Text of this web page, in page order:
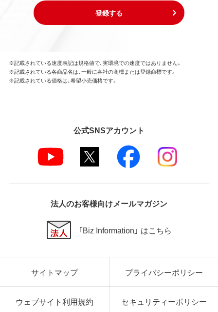
登録する
※記載されている速度表記は規格値で、実環境での速度ではありません。
※記載されている各商品名は、一般に各社の商標または登録商標です。
※記載されている価格は、希望小売価格です。
公式SNSアカウント
法人のお客様向けメールマガジン
「Biz Information」 はこちら
サイトマップ プライバシーポリシー
ウェブサイト利用規約 セキュリティーポリシー